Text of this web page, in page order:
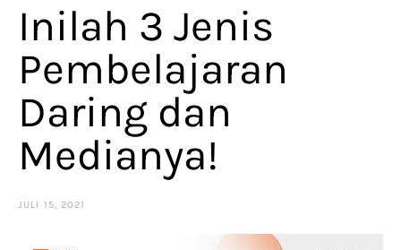
Inilah 3 Jenis
Pembelajaran
Daring dan
Medianya!
JULI 15, 2021